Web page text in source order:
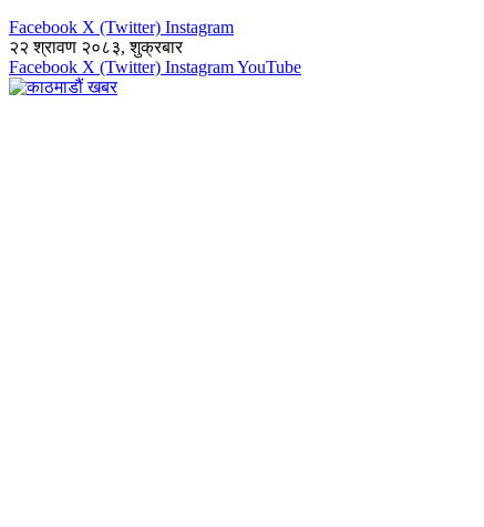
Facebook X (Twitter) Instagram
२२ श्रावण २०८३, शुक्रबार
Facebook X (Twitter) InstagramYouTube